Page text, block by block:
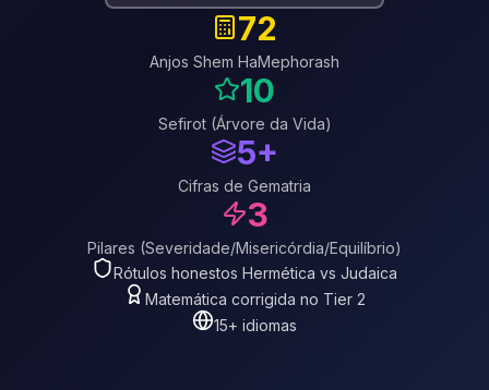
72
Anjos Shem HaMephorash
10
Sefirot (Árvore da Vida)
5+
Cifras de Gematria
3
Pilares (Severidade/Misericórdia/Equilíbrio)
Rótulos honestos Hermética vs Judaica
Matemática corrigida no Tier 2
15+ idiomas